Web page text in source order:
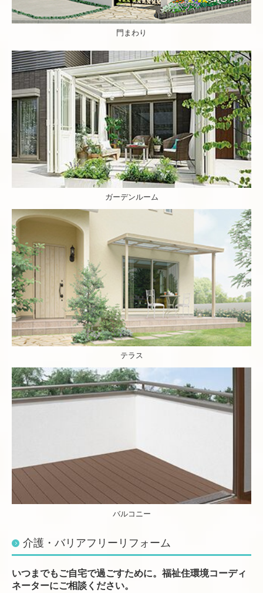
門まわり
ガーデンルーム
テラス
バルコニー
介護・バリアフリーリフォーム
いつまでもご自宅で過ごすために。福祉住環境コーディ
ネーターにご相談ください。